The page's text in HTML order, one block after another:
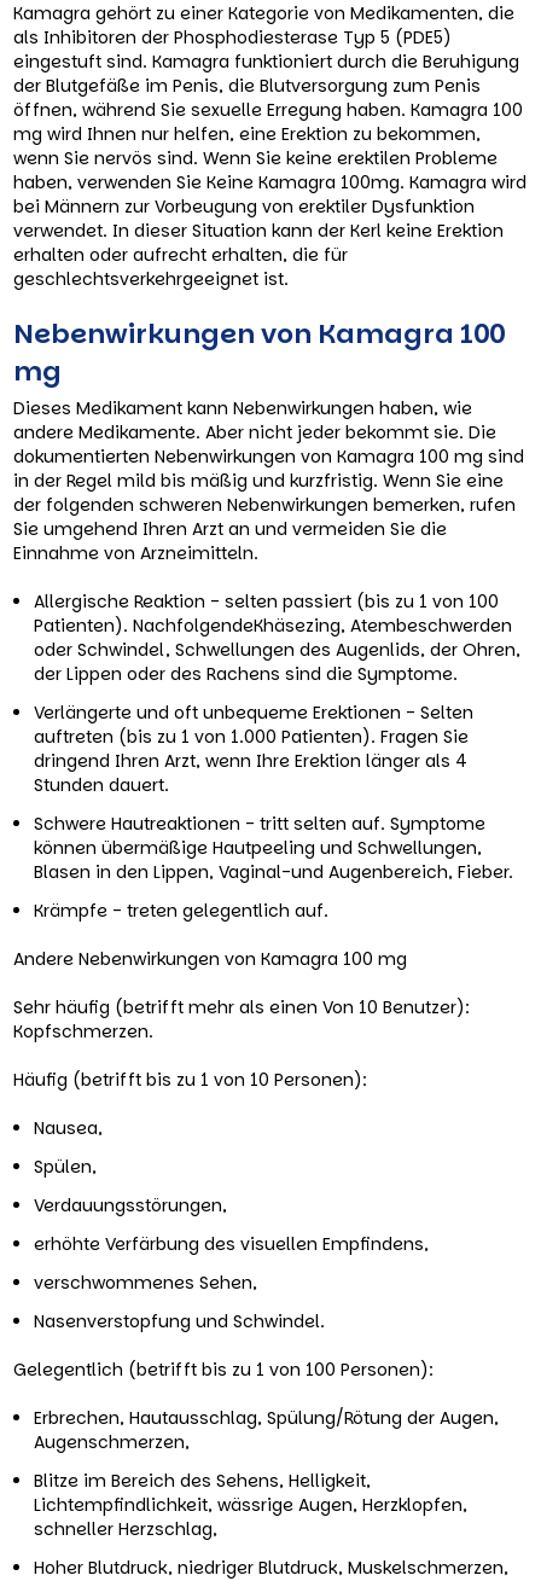
Kamagra gehört zu einer Kategorie von Medikamenten, die
als Inhibitoren der Phosphodiesterase Typ 5 (PDE5)
eingestuft sind. Kamagra funktioniert durch die Beruhigung
der Blutgefäße im Penis, die Blutversorgung zum Penis
öffnen, während Sie sexuelle Erregung haben. Kamagra 100
mg wird Ihnen nur helfen, eine Erektion zu bekommen,
wenn Sie nervös sind. Wenn Sie keine erektilen Probleme
haben, verwenden Sie Keine Kamagra 100mg. Kamagra wird
bei Männern zur Vorbeugung von erektiler Dysfunktion
verwendet. In dieser Situation kann der Kerl keine Erektion
erhalten oder aufrecht erhalten, die für
geschlechtsverkehrgeeignet ist.
Nebenwirkungen von Kamagra 100
mg
Dieses Medikament kann Nebenwirkungen haben, wie
andere Medikamente. Aber nicht jeder bekommt sie. Die
dokumentierten Nebenwirkungen von Kamagra 100 mg sind
in der Regel mild bis mäßig und kurzfristig. Wenn Sie eine
der folgenden schweren Nebenwirkungen bemerken, rufen
Sie umgehend Ihren Arzt an und vermeiden Sie die
Einnahme von Arzneimitteln.
Allergische Reaktion - selten passiert (bis zu 1 von 100
Patienten). NachfolgendeKhäsezing, Atembeschwerden
oder Schwindel, Schwellungen des Augenlids, der Ohren,
der Lippen oder des Rachens sind die Symptome.
Verlängerte und oft unbequeme Erektionen - Selten
auftreten (bis zu 1 von 1.000 Patienten). Fragen Sie
dringend Ihren Arzt, wenn Ihre Erektion länger als 4
Stunden dauert.
Schwere Hautreaktionen - tritt selten auf. Symptome
können übermäßige Hautpeeling und Schwellungen,
Blasen in den Lippen, Vaginal-und Augenbereich, Fieber.
Krämpfe - treten gelegentlich auf.
Andere Nebenwirkungen von Kamagra 100 mg
Sehr häufig (betrifft mehr als einen Von 10 Benutzer):
Kopfschmerzen.
Häufig (betrifft bis zu 1 von 10 Personen):
Nausea,
Spülen,
Verdauungsstörungen,
erhöhte Verfärbung des visuellen Empfindens,
verschwommenes Sehen,
Nasenverstopfung und Schwindel.
Gelegentlich (betrifft bis zu 1 von 100 Personen):
Erbrechen, Hautausschlag, Spülung/Rötung der Augen,
Augenschmerzen,
Blitze im Bereich des Sehens, Helligkeit,
Lichtempfindlichkeit, wässrige Augen, Herzklopfen,
schneller Herzschlag,
Hoher Blutdruck, niedriger Blutdruck, Muskelschmerzen,